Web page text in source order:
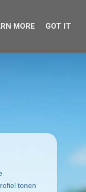
tonen
MORE GOT IT